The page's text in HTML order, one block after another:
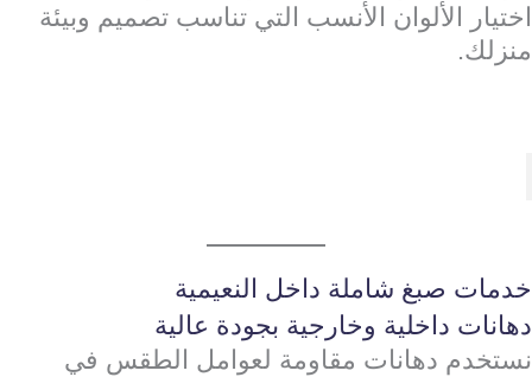
اختيار الألوان الأنسب التي تناسب تصميم وبيئة
منزلك.
خدمات صبغ شاملة داخل النعيمية
دهانات داخلية وخارجية بجودة عالية
نستخدم دهانات مقاومة لعوامل الطقس في